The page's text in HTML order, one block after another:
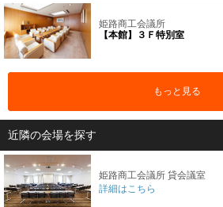
姫路商工会議所
【本館】３Ｆ特別室
もっと見る
近隣の会場を探す
姫路商工会議所 貸会議室
詳細はこちら